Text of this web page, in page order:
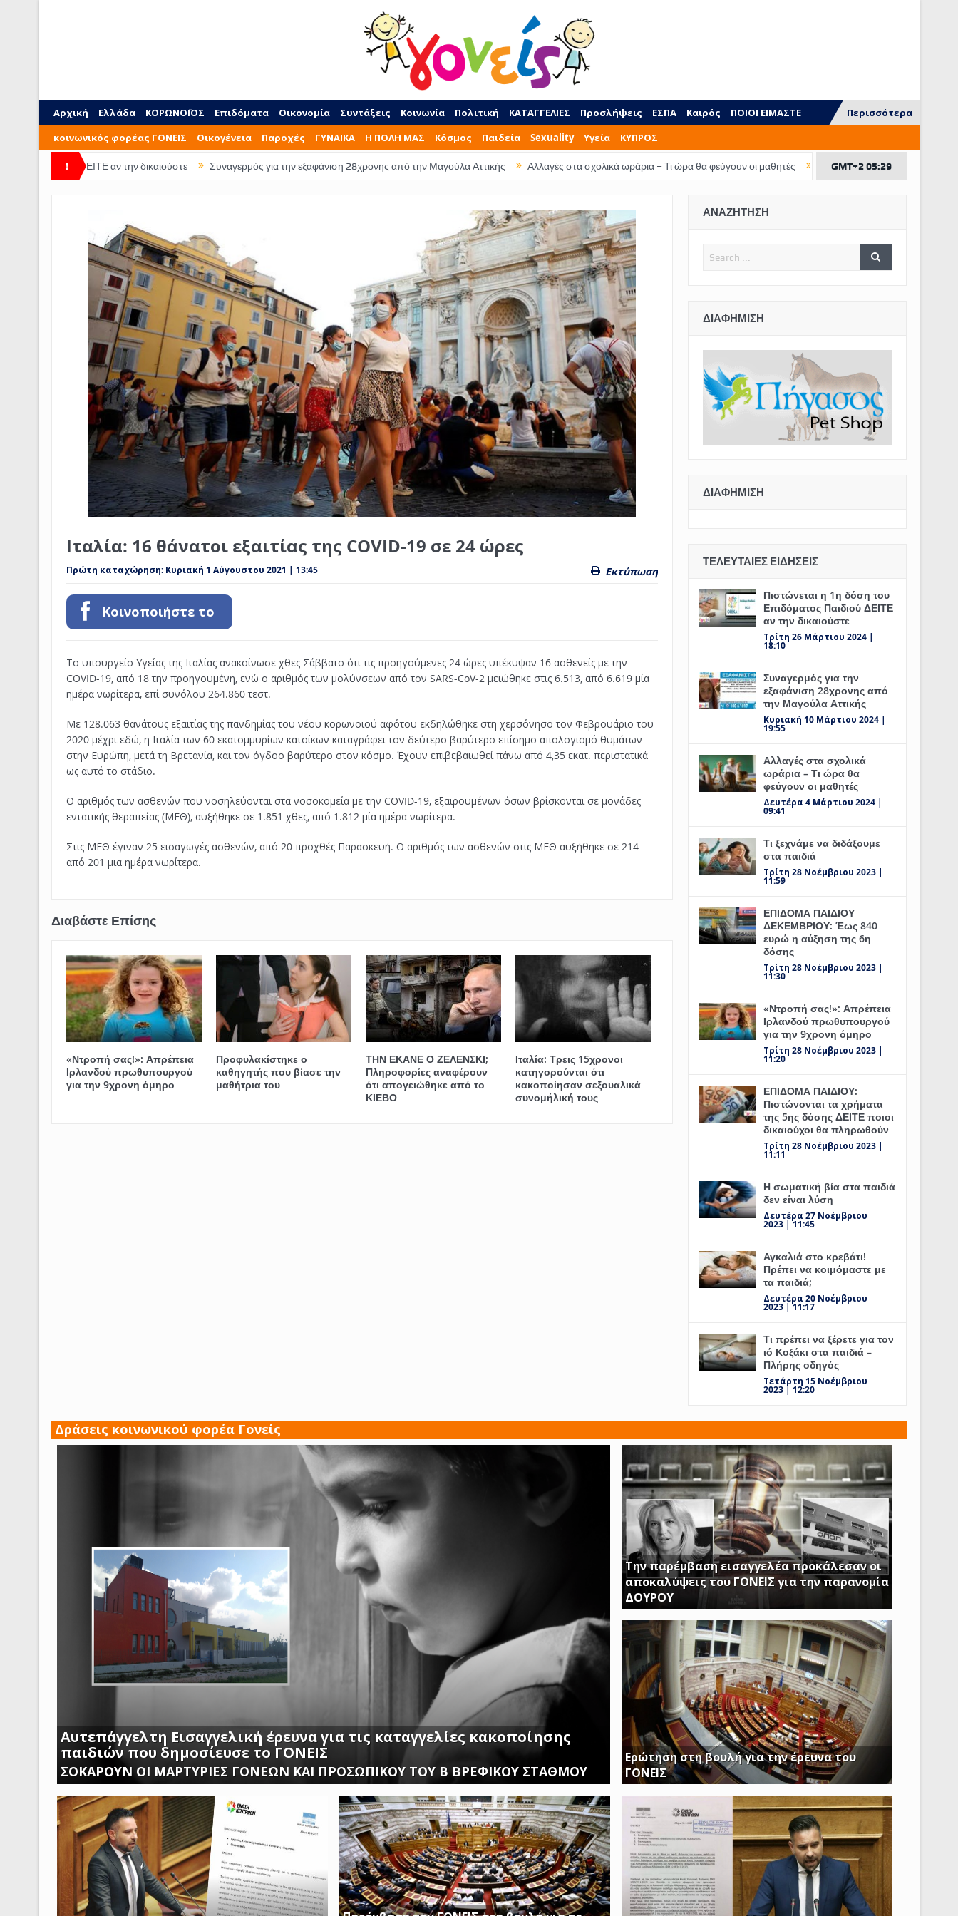
Περισσότερα
Αρχική Ελλάδα ΚΟΡΩΝΟΪΟΣ Επιδόματα Οικονομία Συντάξεις Κοινωνία Πολιτική ΚΑΤΑΓΓΕΛΙΕΣ Προσλήψεις ΕΣΠΑ Καιρός
ΠΟΙΟΙ ΕΙΜΑΣΤΕ
κοινωνικός φορέας ΓΟΝΕΙΣ
Οικογένεια Παροχές ΓΥΝΑΙΚΑ Η ΠΟΛΗ ΜΑΣ Κόσμος Παιδεία Sexuality Υγεία ΚΥΠΡΟΣ
!
ΔΕΙΤΕ αν την δικαιούστε Συναγερμός για την εξαφάνιση 28χρονης από την Μαγούλα Αττικής Αλλαγές στα σχολικά ωράρια – Τι ώρα θα φεύγουν οι μαθητές Τι ξεχνάμε να διδάξουμε στα παιδιά
GMT+2 05:29
Ιταλία: 16 θάνατοι εξαιτίας της COVID-19 σε 24 ώρες
Πρώτη καταχώρηση: Κυριακή 1 Αύγουστου 2021 | 13:45 Εκτύπωση
Κοινοποιήστε το
Το υπουργείο Υγείας της Ιταλίας ανακοίνωσε χθες Σάββατο ότι τις προηγούμενες 24 ώρες υπέκυψαν 16 ασθενείς με την
COVID-19, από 18 την προηγουμένη, ενώ ο αριθμός των μολύνσεων από τον SARS-CoV-2 μειώθηκε στις 6.513, από 6.619 μία
ημέρα νωρίτερα, επί συνόλου 264.860 τεστ.
Με 128.063 θανάτους εξαιτίας της πανδημίας του νέου κορωνοϊού αφότου εκδηλώθηκε στη χερσόνησο τον Φεβρουάριο του
2020 μέχρι εδώ, η Ιταλία των 60 εκατομμυρίων κατοίκων καταγράφει τον δεύτερο βαρύτερο επίσημο απολογισμό θυμάτων
στην Ευρώπη, μετά τη Βρετανία, και τον όγδοο βαρύτερο στον κόσμο. Έχουν επιβεβαιωθεί πάνω από 4,35 εκατ. περιστατικά
ως αυτό το στάδιο.
Ο αριθμός των ασθενών που νοσηλεύονται στα νοσοκομεία με την COVID-19, εξαιρουμένων όσων βρίσκονται σε μονάδες
εντατικής θεραπείας (ΜΕΘ), αυξήθηκε σε 1.851 χθες, από 1.812 μία ημέρα νωρίτερα.
Στις ΜΕΘ έγιναν 25 εισαγωγές ασθενών, από 20 προχθές Παρασκευή. Ο αριθμός των ασθενών στις ΜΕΘ αυξήθηκε σε 214
από 201 μια ημέρα νωρίτερα.
«Ντροπή σας!»: Απρέπεια
Ιρλανδού πρωθυπουργού
για την 9χρονη όμηρο
Προφυλακίστηκε ο
καθηγητής που βίασε την
μαθήτρια του
ΤΗΝ ΕΚΑΝΕ Ο ΖΕΛΕΝΣΚΙ;
Πληροφορίες αναφέρουν
ότι απογειώθηκε από το
ΚΙΕΒΟ
Ιταλία: Τρεις 15χρονοι
κατηγορούνται ότι
κακοποίησαν σεξουαλικά
συνομήλική τους
ΑΝΑΖΗΤΗΣΗ
ΔΙΑΦΉΜΙΣΗ
ΔΙΑΦΉΜΙΣΗ
ΤΕΛΕΥΤΑΊΕΣ ΕΙΔΉΣΕΙΣ
Πιστώνεται η 1η δόση του
Επιδόματος Παιδιού ΔΕΙΤΕ
αν την δικαιούστε
Τρίτη 26 Μάρτιου 2024 |
18:10
Συναγερμός για την
εξαφάνιση 28χρονης από
την Μαγούλα Αττικής
Κυριακή 10 Μάρτιου 2024 |
19:55
Αλλαγές στα σχολικά
ωράρια – Τι ώρα θα
φεύγουν οι μαθητές
Δευτέρα 4 Μάρτιου 2024 |
09:41
Τι ξεχνάμε να διδάξουμε
στα παιδιά
Τρίτη 28 Νοέμβριου 2023 |
11:59
ΕΠΙΔΟΜΑ ΠΑΙΔΙΟΥ
ΔΕΚΕΜΒΡΙΟΥ: Έως 840
ευρώ η αύξηση της 6η
δόσης
Τρίτη 28 Νοέμβριου 2023 |
11:30
«Ντροπή σας!»: Απρέπεια
Ιρλανδού πρωθυπουργού
για την 9χρονη όμηρο
Τρίτη 28 Νοέμβριου 2023 |
11:20
ΕΠΙΔΟΜΑ ΠΑΙΔΙΟΥ:
Πιστώνονται τα χρήματα
της 5ης δόσης ΔΕΙΤΕ ποιοι
δικαιούχοι θα πληρωθούν
Τρίτη 28 Νοέμβριου 2023 |
11:11
Η σωματική βία στα παιδιά
δεν είναι λύση
Δευτέρα 27 Νοέμβριου
2023 | 11:45
Αγκαλιά στο κρεβάτι!
Πρέπει να κοιμόμαστε με
τα παιδιά;
Δευτέρα 20 Νοέμβριου
2023 | 11:17
Τι πρέπει να ξέρετε για τον
ιό Κοξάκι στα παιδιά –
Πλήρης οδηγός
Τετάρτη 15 Νοέμβριου
2023 | 12:20
Δράσεις κοινωνικού φορέα Γονείς
Αυτεπάγγελτη Εισαγγελική έρευνα για τις καταγγελίες κακοποίησης
παιδιών που δημοσίευσε το ΓΟΝΕΙΣ
ΣΟΚΑΡΟΥΝ ΟΙ ΜΑΡΤΥΡΙΕΣ ΓΟΝΕΩΝ ΚΑΙ ΠΡΟΣΩΠΙΚΟΥ ΤΟΥ Β ΒΡΕΦΙΚΟΥ ΣΤΑΘΜΟΥ
ΑΣΠΡΟΠΥΡΓΟΥ
Την παρέμβαση εισαγγελέα προκάλεσαν οι
αποκαλύψεις του ΓΟΝΕΙΣ για την παρανομία
ΔΟΥΡΟΥ
ΤΗΝ ΩΡΑ ΠΟΥ ΚΤΙΡΙΑ ΤΟΥ ΔΗΜΟΣΙΟΥ ΠΑΡΑΜΕΝΟΥΝ
ΚΛΕΙΣΤΑ Η ΔΟΥΡΟΥ ΔΙΝΕΙ 20 ΕΚΚΑΤΟΜΥΡΙΑ ΓΙΑ ΑΓΟΡΑ
Ερώτηση στη βουλή για την έρευνα του
ΓΟΝΕΙΣ
Διασφαλίστε το δημόσιο συμφέρον με πλήρη